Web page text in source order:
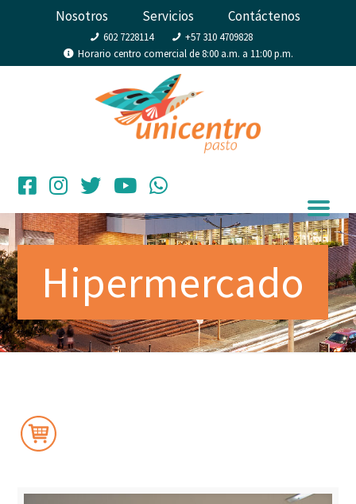
Nosotros Servicios Contáctenos
602 7228114
+57 310 4709828
Horario centro comercial de 8:00 a.m. a 11:00 p.m.
Hipermercado